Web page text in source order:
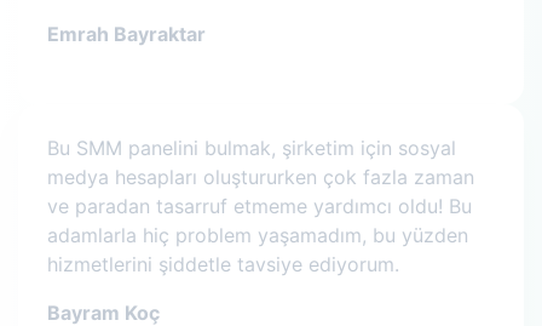
Emrah Bayraktar
Bu SMM panelini bulmak, şirketim için sosyal
medya hesapları oluştururken çok fazla zaman
ve paradan tasarruf etmeme yardımcı oldu! Bu
adamlarla hiç problem yaşamadım, bu yüzden
hizmetlerini şiddetle tavsiye ediyorum.
Bayram Koç